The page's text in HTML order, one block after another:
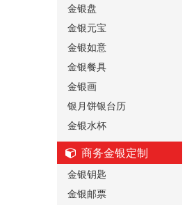
金银盘
金银元宝
金银如意
金银餐具
金银画
银月饼银台历
金银水杯
商务金银定制
金银钥匙
金银邮票